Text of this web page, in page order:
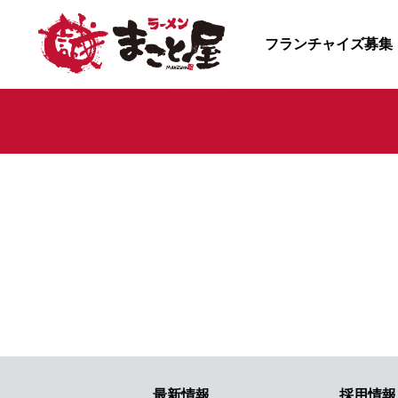
フランチャイズ募集
最新情報 採用情報